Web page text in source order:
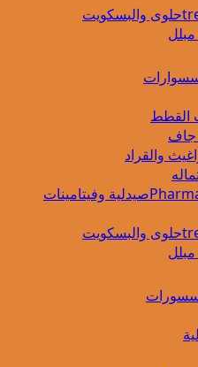
حلوى والبسكويت
القطط
جاف
والقراد
صيدلية وفيتامينات
حلوى والبسكويت